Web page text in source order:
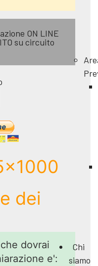
Chi
siamo
ON LINE
su circuito
dei
dovrai
e':